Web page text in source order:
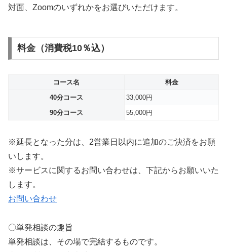
対面、Zoomのいずれかをお選びいただけます。
料金（消費税10％込）
コース名
料金
40分コース
33,000円
90分コース
55,000円
※延長となった分は、2営業日以内に追加のご決済をお願
いします。
※サービスに関するお問い合わせは、下記からお願いいた
します。
お問い合わせ
〇単発相談の趣旨
単発相談は、その場で完結するものです。